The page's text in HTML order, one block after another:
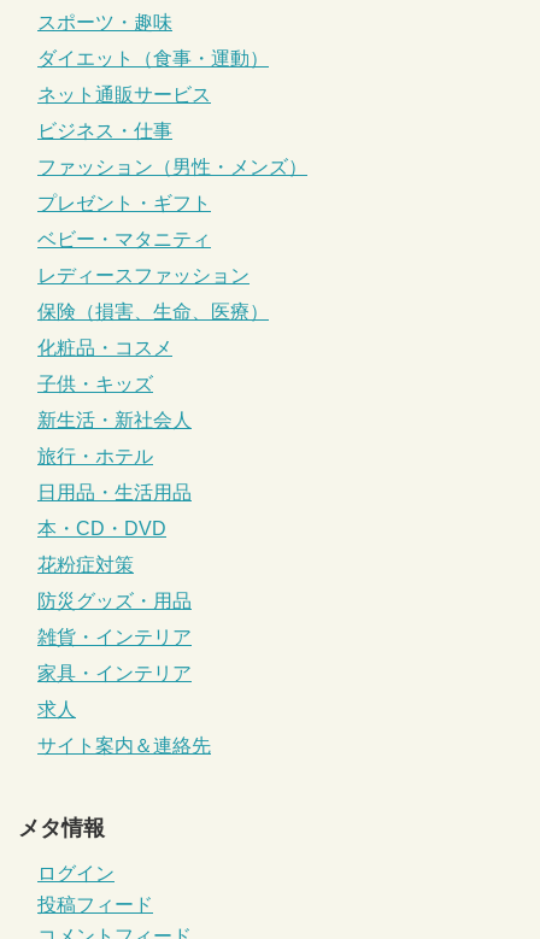
スポーツ・趣味
ダイエット（食事・運動）
ネット通販サービス
ビジネス・仕事
ファッション（男性・メンズ）
プレゼント・ギフト
ベビー・マタニティ
レディースファッション
保険（損害、生命、医療）
化粧品・コスメ
子供・キッズ
新生活・新社会人
旅行・ホテル
日用品・生活用品
本・CD・DVD
花粉症対策
防災グッズ・用品
雑貨・インテリア
家具・インテリア
求人
サイト案内＆連絡先
メタ情報
ログイン
投稿フィード